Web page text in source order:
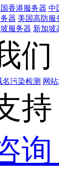
香港服务器 中
器 美国高防服
服务器 新加坡
们
名污染检测 网
持
询